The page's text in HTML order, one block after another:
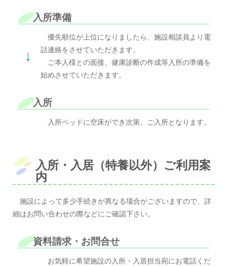
入所準備
↓
優先順位が上位になりましたら、施設相談員より電
話連絡をさせていただきます。
ご本人様との面接、健康診断の作成等入所の準備を
始めさせていただきます。
入所
入所ベッドに空床ができ次第、ご入所となります。
入所・入居（特養以外）ご利用案
内
施設によって多少手続きが異なる場合がございますので、詳
細はお問い合わせの際などにご確認下さい。
資料請求・お問合せ
お気軽に希望施設の入所・入居担当宛にお電話くだ